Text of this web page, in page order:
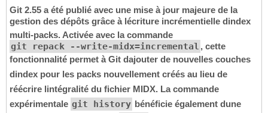
Git 2.55 a été publié avec une mise à jour majeure de la
gestion des dépôts grâce à lécriture incrémentielle dindex
multi-packs. Activée avec la commande
git repack --write-midx=incremental , cette
fonctionnalité permet à Git dajouter de nouvelles couches
dindex pour les packs nouvellement créés au lieu de
réécrire lintégralité du fichier MIDX. La commande
expérimentale git history bénéficie également dune